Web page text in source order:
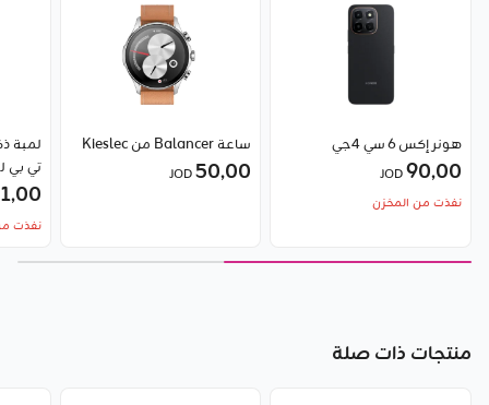
هونر إكس 6 سي 4جي
90٫00
نفذت من المخزن
ساعة Balancer من Kieslec
50٫00JOD
لمبة
تي بي
نفذت
منتجات ذات صلة